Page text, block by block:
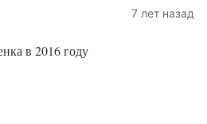
7 лет назад